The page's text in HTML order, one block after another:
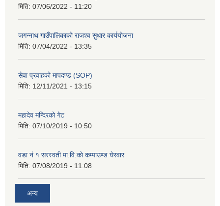
मिति: 07/06/2022 - 11:20
जगन्नाथ गाउँपालिकाको राजश्व सुधार कार्ययोजना
मिति: 07/04/2022 - 13:35
सेवा प्रवाहको मापदण्ड (SOP)
मिति: 12/11/2021 - 13:15
महादेव मन्दिरको गेट
मिति: 07/10/2019 - 10:50
वडा नं १ सरस्वती मा.वि.काे कम्पाउण्ड घेरवार
मिति: 07/08/2019 - 11:08
अन्य